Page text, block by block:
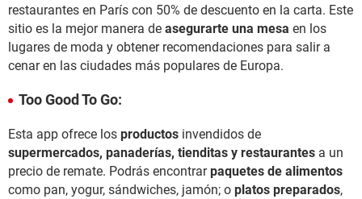
restaurantes en París con 50% de descuento en la carta. Este
sitio es la mejor manera de asegurarte una mesa en los
lugares de moda y obtener recomendaciones para salir a
cenar en las ciudades más populares de Europa.
Too Good To Go:
Esta app ofrece los productos invendidos de
supermercados, panaderías, tienditas y restaurantes a un
precio de remate. Podrás encontrarpaquetes de alimentos
como pan, yogur, sándwiches, jamón; o platos preparados,